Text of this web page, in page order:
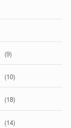
(9)
(10)
(18)
(14)